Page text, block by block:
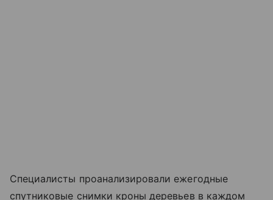
Специалисты проанализировали ежегодные
спутниковые снимки кроны деревьев в каждом